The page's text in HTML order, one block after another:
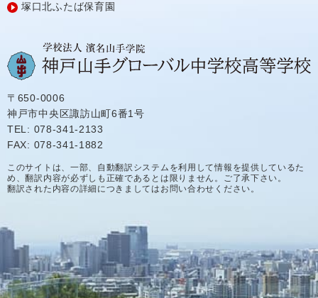
塚口北ふたば保育園
〒650-0006
神戸市中央区諏訪山町6番1号
TEL: 078-341-2133
FAX: 078-341-1882
このサイトは、一部、自動翻訳システムを利用して情報を提供しているた
め、翻訳内容が必ずしも正確であるとは限りません。ご了承下さい。
翻訳された内容の詳細につきましてはお問い合わせください。